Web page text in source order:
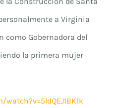
a Virginia
como Gobernadora del
la primera mujer